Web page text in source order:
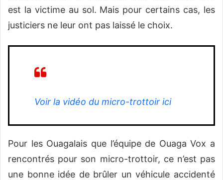
est la victime au sol. Mais pour certains cas, les
justiciers ne leur ont pas laissé le choix.
Voir la vidéo du micro-trottoir ici
Pour les Ouagalais que l’équipe de Ouaga Vox a
rencontrés pour son micro-trottoir, ce n’est pas
une bonne idée de brûler un véhicule accidenté